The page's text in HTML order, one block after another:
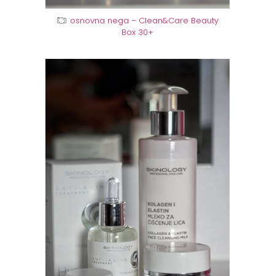
osnovna nega – Clean&Care Beauty
Box 30+